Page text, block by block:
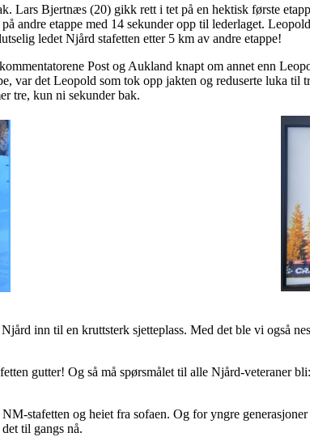
Lars Bjertnæs (20) gikk rett i tet på en hektisk første
andre etappe med 14 sekunder opp til lederlaget.
ledet Njård stafetten etter 5 km av andre etappe!
Post og Aukland knapt om annet enn
var det Leopold som tok opp jakten og reduserte luka til
tre, kun ni sekunder bak.
inn til en kruttsterk sjetteplass. Med det ble vi også
gutter! Og så må spørsmålet til alle Njård-veteraner
stafetten og heiet fra sofaen. Og for yngre
til gangs nå.